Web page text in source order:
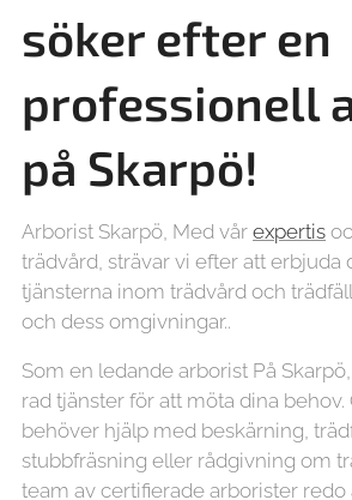
söker efter en
professionell
på Skarpö!
Arborist Skarpö, Med vår expertis
trädvård, strävar vi efter att erbjuda
tjänsterna inom trädvård och
och dess omgivningar..
Som en ledande arborist På
rad tjänster för att möta dina
behöver hjälp med beskärning,
stubbfräsning eller rådgivning om
team av certifierade arborister redo